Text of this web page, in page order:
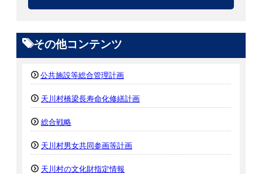
その他コンテンツ
公共施設等総合管理計画
天川村橋梁長寿命化修繕計画
総合戦略
天川村男女共同参画等計画
天川村の文化財指定情報